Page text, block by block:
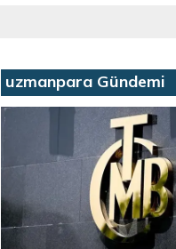
uzmanpara Gündemi